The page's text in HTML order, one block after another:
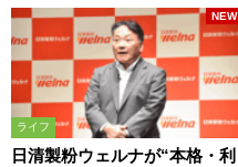
ライフ
日清製粉ウェルナが“本格・利
NEW